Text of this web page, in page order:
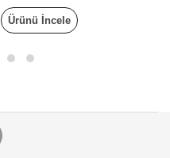
Ürünü İncele